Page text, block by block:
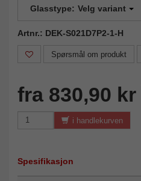
Glasstype: Velg variant
Artnr.: DEK-S021D7P2-1-H
Spørsmål om produkt
fra 830,90 kr
i handlekurven
Spesifikasjon